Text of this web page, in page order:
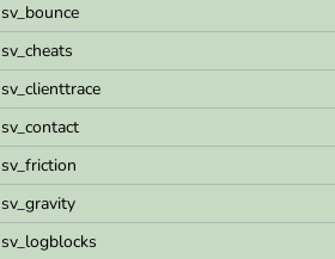
sv_bounce
sv_cheats
sv_clienttrace
sv_contact
sv_friction
sv_gravity
sv_logblocks